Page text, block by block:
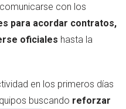
con los
para acordar contratos,
oficiales hasta la
en los primeros días
buscando reforzar